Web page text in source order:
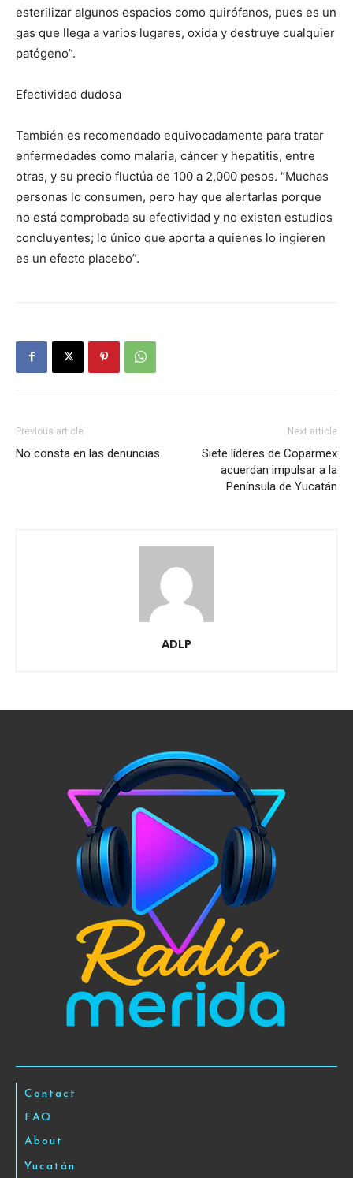
esterilizar algunos espacios como quirófanos, pues es un
gas que llega a varios lugares, oxida y destruye cualquier
patógeno”.
Efectividad dudosa
También es recomendado equivocadamente para tratar
enfermedades como malaria, cáncer y hepatitis, entre
otras, y su precio fluctúa de 100 a 2,000 pesos. “Muchas
personas lo consumen, pero hay que alertarlas porque
no está comprobada su efectividad y no existen estudios
concluyentes; lo único que aporta a quienes lo ingieren
es un efecto placebo”.
Previous article
No consta en las denuncias
Next article
Siete líderes de Coparmex
acuerdan impulsar a la
Península de Yucatán
ADLP
Yucatán
Contact
FAQ
About